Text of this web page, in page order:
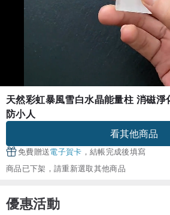
天然彩虹暴風雪白水晶能量柱 消磁
防小人
看其他商品
免費贈送電子賀卡 ，結帳完成後填寫
商品已下架，請重新選取其他商品
優惠活動